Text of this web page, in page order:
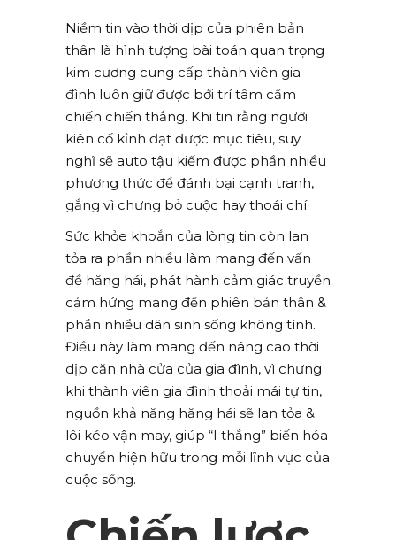
Niềm tin vào thời dịp của phiên bản
thân là hình tượng bài toán quan trọng
kim cương cung cấp thành viên gia
đình luôn giữ được bởi trí tâm cầm
chiến chiến thắng. Khi tin rằng người
kiên cố kỉnh đạt được mục tiêu, suy
nghĩ sẽ auto tậu kiếm được phần nhiều
phương thức để đánh bại cạnh tranh,
gắng vì chưng bỏ cuộc hay thoái chí.
Sức khỏe khoắn của lòng tin còn lan
tỏa ra phần nhiều làm mang đến vấn
đề hăng hái, phát hành cảm giác truyền
cảm hứng mang đến phiên bản thân &
phần nhiều dân sinh sống không tính.
Điều này làm mang đến nâng cao thời
dịp căn nhà cửa của gia đình, vì chưng
khi thành viên gia đình thoải mái tự tin,
nguồn khả năng hăng hái sẽ lan tỏa &
lôi kéo vận may, giúp “I thắng” biến hóa
chuyển hiện hữu trong mỗi lĩnh vực của
cuộc sống.